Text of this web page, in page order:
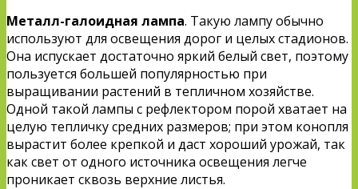
Металл-галоидная лампа. Такую лампу обычно
используют для освещения дорог и целых стадионов.
Она испускает достаточно яркий белый свет, поэтому
пользуется большей популярностью при
выращивании растений в тепличном хозяйстве.
Одной такой лампы с рефлектором порой хватает на
целую тепличку средних размеров; при этом конопля
вырастит более крепкой и даст хороший урожай, так
как свет от одного источника освещения легче
проникает сквозь верхние листья.